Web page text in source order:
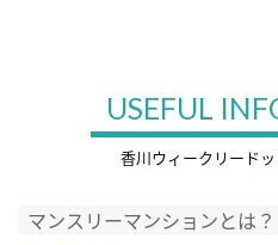
USEFUL
香川ウィークリード
マンスリーマンションとは？